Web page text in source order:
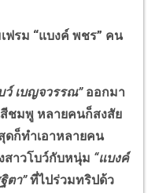
ฟรม “แบงค์ พชร” คน
ว์ เบญจวรรณ” ออกมา
สีชมพู หลายคนก็สงสัย
ก็ทำเอาหลายคน
สาวโบว์กับหนุ่ม “แบงค์
ตา”ที่ไปร่วมทริปด้ว